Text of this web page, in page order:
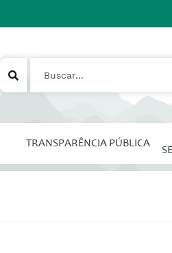
TRANSPARÊNCIA PÚBLICA